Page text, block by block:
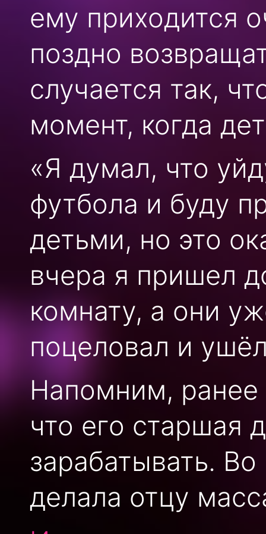
ему приходится
поздно
случается так,
момент, когда
«Я думал, что
футбола и буду
детьми, но это
вчера я пришел
комнату, а они
поцеловал и
Напомним, ранее
что его старшая
зарабатывать.
делала отцу